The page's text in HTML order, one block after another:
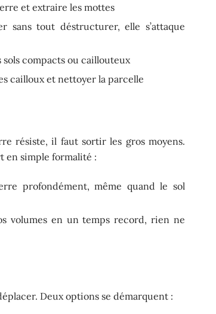
et extraire les mottes
sans tout déstructurer, elle s’attaque
compacts ou caillouteux
cailloux et nettoyer la parcelle
résiste, il faut sortir les gros moyens.
en simple formalité :
profondément, même quand le sol
volumes en un temps record, rien ne
Deux options se démarquent :